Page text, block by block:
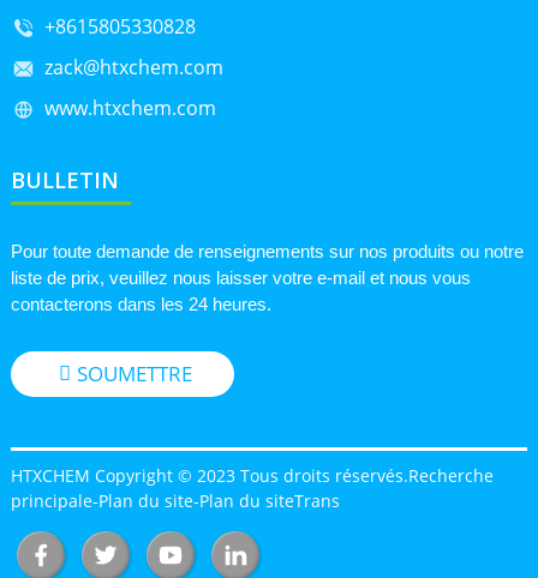
+8615805330828
zack@htxchem.com
www.htxchem.com
BULLETIN
Pour toute demande de renseignements sur nos produits ou notre
liste de prix, veuillez nous laisser votre e-mail et nous vous
contacterons dans les 24 heures.
SOUMETTRE
HTXCHEM Copyright © 2023 Tous droits réservés.Recherche
principale-Plan du site-Plan du siteTrans